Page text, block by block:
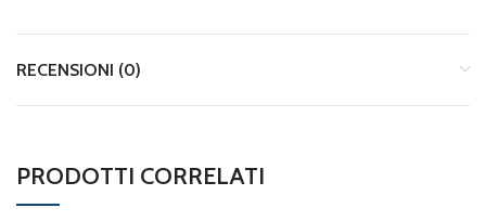
RECENSIONI (0)
PRODOTTI CORRELATI